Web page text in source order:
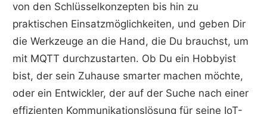
von den Schlüsselkonzepten bis hin zu
praktischen Einsatzmöglichkeiten, und geben Dir
die Werkzeuge an die Hand, die Du brauchst, um
mit MQTT durchzustarten. Ob Du ein Hobbyist
bist, der sein Zuhause smarter machen möchte,
oder ein Entwickler, der auf der Suche nach einer
effizienten Kommunikationslösung für seine IoT-